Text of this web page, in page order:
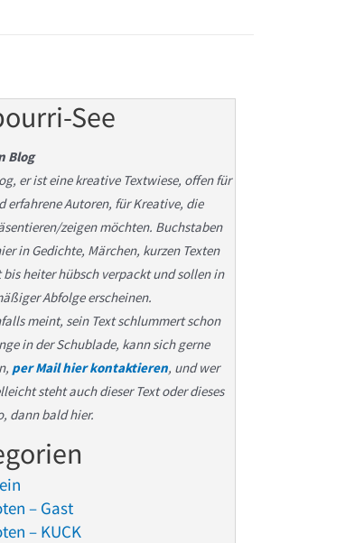
See
Blog
er ist eine kreative Textwiese, offen für
erfahrene Autoren, für Kreative, die
zeigen möchten. Buchstaben
in Gedichte, Märchen, kurzen Texten
bis heiter hübsch verpackt und sollen in
Abfolge erscheinen.
meint, sein Text schlummert schon
in der Schublade, kann sich gerne
per Mail hier kontaktieren, und wer
steht auch dieser Text oder dieses
dann bald hier.
– Gast
– KUCK